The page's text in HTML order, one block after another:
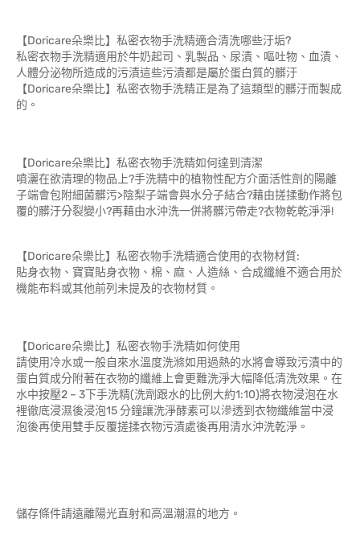
【Doricare朵樂比】私密衣物手洗精適合清洗哪些汙垢?
私密衣物手洗精適用於牛奶起司、乳製品、尿漬、嘔吐物、血漬、
人體分泌物所造成的污漬這些污漬都是屬於蛋白質的髒汙
【Doricare朵樂比】私密衣物手洗精正是為了這類型的髒汙而製成
的。
【Doricare朵樂比】私密衣物手洗精如何達到清潔
噴灑在欲清理的物品上?手洗精中的植物性配方介面活性劑的陽離
子端會包附細菌髒污>陰梨子端會與水分子結合?藉由搓揉動作將包
覆的髒汙分裂變小?再藉由水沖洗一併將髒污帶走?衣物乾乾淨淨!
【Doricare朵樂比】私密衣物手洗精適合使用的衣物材質:
貼身衣物、寶寶貼身衣物、棉、麻、人造絲、合成纖維不適合用於
機能布料或其他前列未提及的衣物材質。
【Doricare朵樂比】私密衣物手洗精如何使用
請使用冷水或一般自來水溫度洗滌如用過熱的水將會導致污漬中的
蛋白質成分附著在衣物的纖維上會更難洗淨大幅降低清洗效果。在
水中按壓2 – 3下手洗精(洗劑跟水的比例大約1:10)將衣物浸泡在水
裡徹底浸濕後浸泡15 分鐘讓洗淨酵素可以滲透到衣物纖維當中浸
泡後再使用雙手反覆搓揉衣物污漬處後再用清水沖洗乾淨。
儲存條件請遠離陽光直射和高溫潮濕的地方。